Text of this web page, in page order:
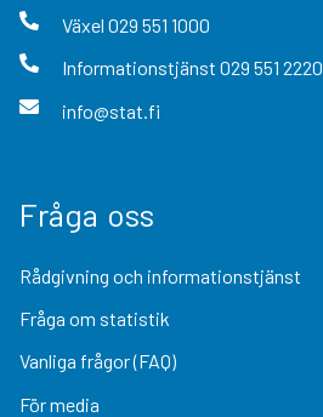
Växel 029 551 1000
Informationstjänst 029 551 2220
info@stat.fi
Fråga oss
Rådgivning och informationstjänst
Fråga om statistik
Vanliga frågor (FAQ)
För media